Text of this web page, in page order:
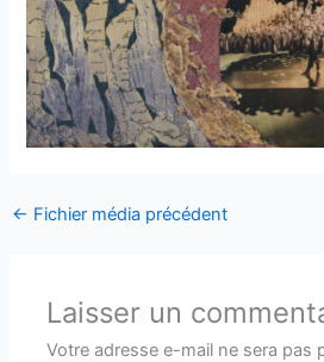
← Fichier média précédent
Laisser un
Votre adresse e-mail ne sera pas